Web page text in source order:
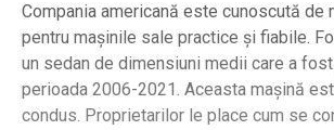
Compania americană este cunoscută de
pentru mașinile sale practice și fiabile.
un sedan de dimensiuni medii care a
perioada 2006-2021. Aceasta mașină
condus. Proprietarilor le place cum se